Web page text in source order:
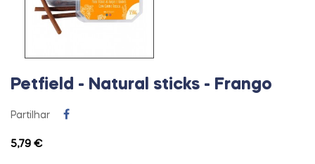
Petfield - Natural sticks - Frango
Partilhar
5,79 €